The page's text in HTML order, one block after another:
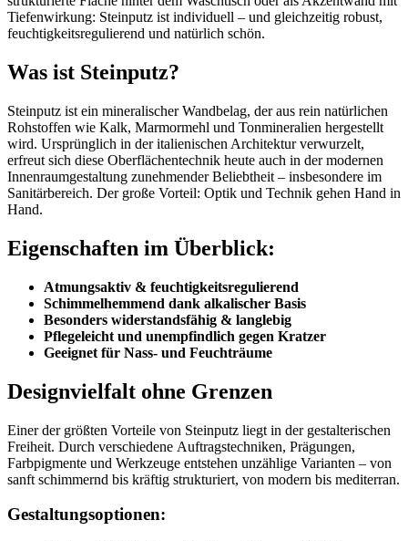
Tiefenwirkung: Steinputz ist individuell – und gleichzeitig robust,
feuchtigkeitsregulierend und natürlich schön.
Was ist Steinputz?
Steinputz ist ein mineralischer Wandbelag, der aus rein natürlichen
Rohstoffen wie Kalk, Marmormehl und Tonmineralien hergestellt
wird. Ursprünglich in der italienischen Architektur verwurzelt,
erfreut sich diese Oberflächentechnik heute auch in der modernen
Innenraumgestaltung zunehmender Beliebtheit – insbesondere im
Sanitärbereich. Der große Vorteil: Optik und Technik gehen Hand in
Hand.
Eigenschaften im Überblick:
Atmungsaktiv & feuchtigkeitsregulierend
Schimmelhemmend dank alkalischer Basis
Besonders widerstandsfähig & langlebig
Pflegeleicht und unempfindlich gegen Kratzer
Geeignet für Nass- und Feuchträume
Designvielfalt ohne Grenzen
Einer der größten Vorteile von Steinputz liegt in der gestalterischen
Freiheit. Durch verschiedene Auftragstechniken, Prägungen,
Farbpigmente und Werkzeuge entstehen unzählige Varianten – von
sanft schimmernd bis kräftig strukturiert, von modern bis mediterran.
Gestaltungsoptionen: